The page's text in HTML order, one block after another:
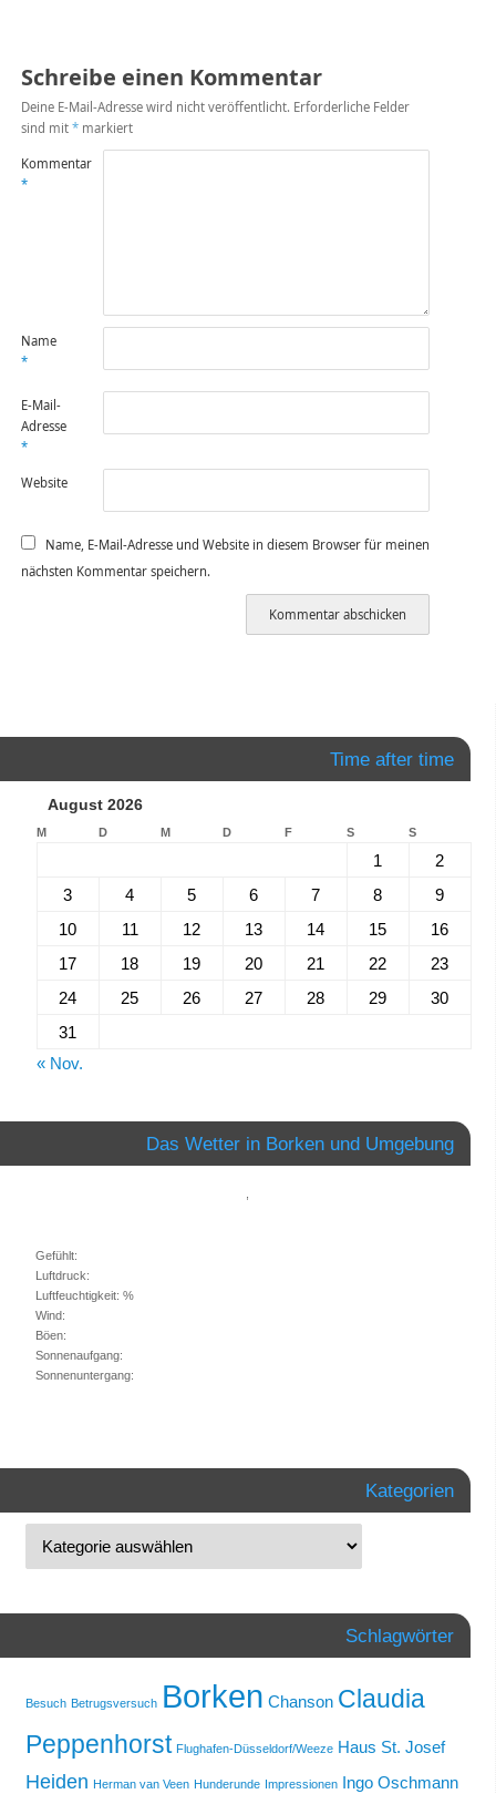
Schreibe einen Kommentar
Deine E-Mail-Adresse wird nicht veröffentlicht. Erforderliche Felder
sind mit *markiert
Kommentar
*
Name
*
E-Mail-
Adresse
*
Website
Name, E-Mail-Adresse und Website in diesem Browser für meinen
nächsten Kommentar speichern.
Time after time
August 2026
M D M D F S S
1
2
3
4 5 6 7 8
9
10
11 12 13 14 15
16
17
18 19 20 21 22
23
24
25 26 27 28 29
30
31
« Nov.
Das Wetter in Borken und Umgebung
Gefühlt:
Luftdruck:
Luftfeuchtigkeit: %
Wind:
Böen:
Sonnenaufgang:
Sonnenuntergang:
Kategorien
Schlagwörter
Besuch Betrugsversuch Borken Chanson Claudia
Peppenhorst Flughafen-Düsseldorf/Weeze Haus St. Josef
Heiden Herman van Veen Hunderunde Impressionen Ingo Oschmann